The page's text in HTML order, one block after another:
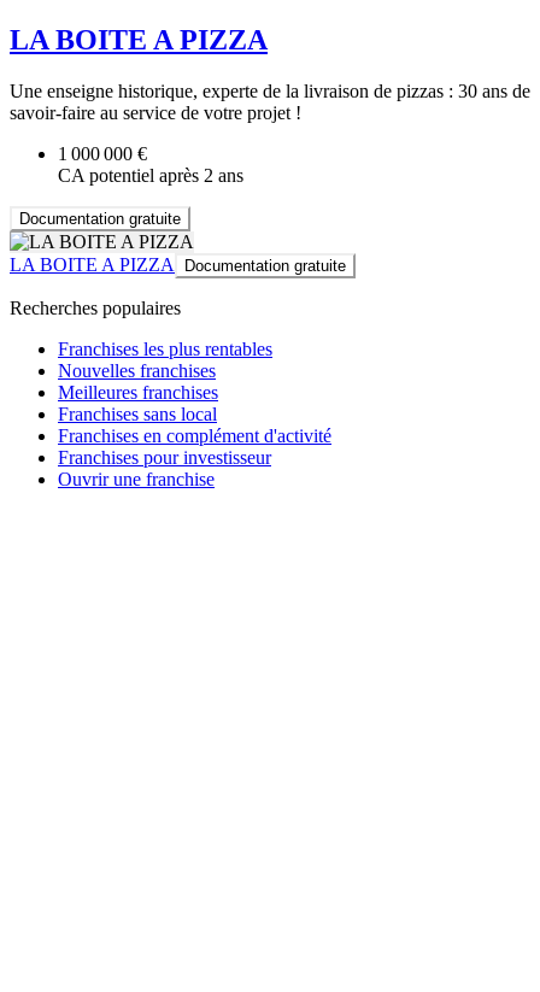
LA BOITE A PIZZA
Une enseigne historique, experte de la livraison de pizzas : 30 ans de
savoir-faire au service de votre projet !
1 000 000 €
CA potentiel après 2 ans
Documentation gratuite
LA BOITE A PIZZA Documentation gratuite
Recherches populaires
Franchises les plus rentables
Nouvelles franchises
Meilleures franchises
Franchises sans local
Franchises en complément d'activité
Franchises pour investisseur
Ouvrir une franchise